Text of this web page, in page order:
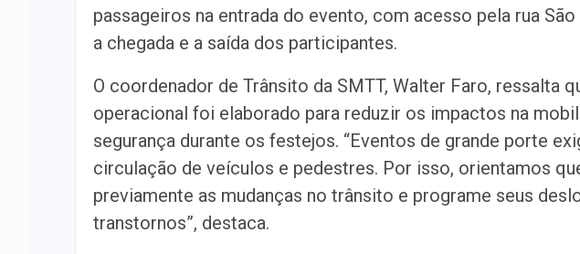
passageiros na entrada do evento, com acesso pela rua
a chegada e a saída dos participantes.
O coordenador de Trânsito da SMTT, Walter Faro, ressalta
operacional foi elaborado para reduzir os impactos na
segurança durante os festejos. “Eventos de grande porte
circulação de veículos e pedestres. Por isso, orientamos
previamente as mudanças no trânsito e programe seus
transtornos”, destaca.